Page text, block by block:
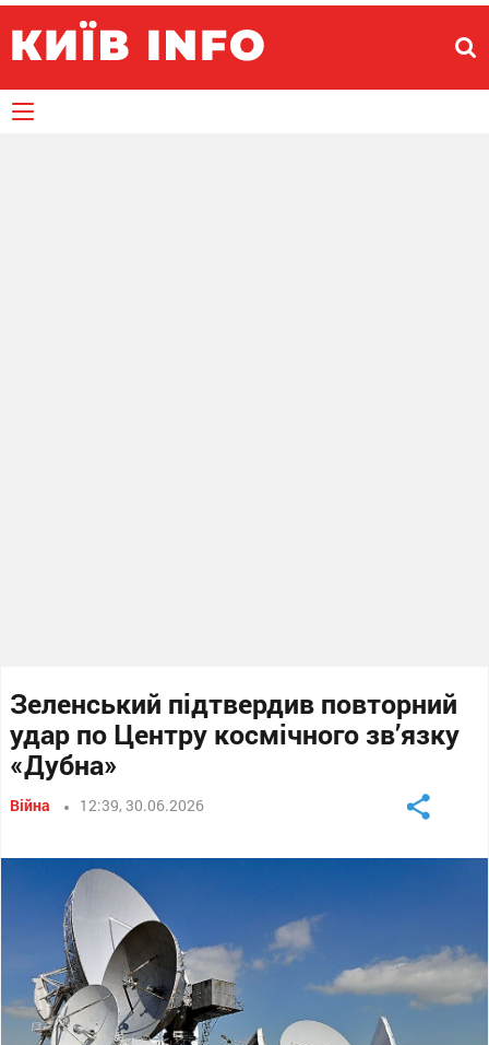
Зеленський підтвердив повторний
удар по Центру космічного зв’язку
«Дубна»
Війна 12:39, 30.06.2026